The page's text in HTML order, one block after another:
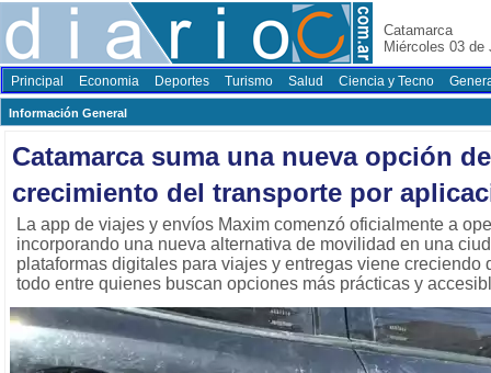
Catamarca
Miércoles 03 de
Principal Economia Deportes Turismo Salud Ciencia y Tecno
Información General
Catamarca suma una nueva opción
crecimiento del transporte por
La app de viajes y envíos Maxim comenzó oficialmente a
incorporando una nueva alternativa de movilidad en una
plataformas digitales para viajes y entregas viene creciendo
todo entre quienes buscan opciones más prácticas y